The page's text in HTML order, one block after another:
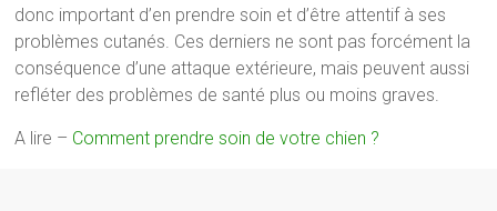
donc important d’en prendre soin et d’être attentif à ses
problèmes cutanés. Ces derniers ne sont pas forcément la
conséquence d’une attaque extérieure, mais peuvent aussi
refléter des problèmes de santé plus ou moins graves.
A lire – Comment prendre soin de votre chien ?